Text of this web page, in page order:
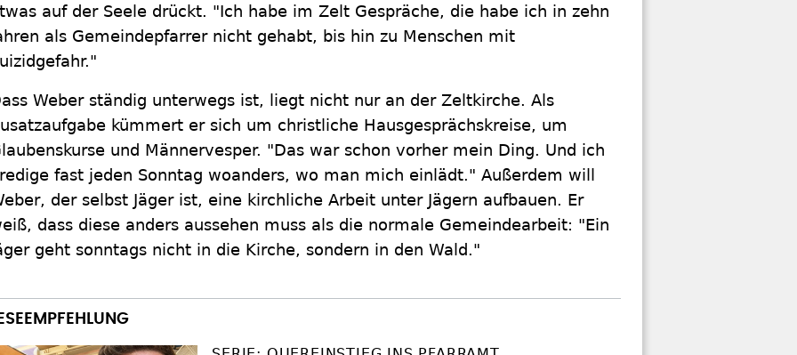
auf der Seele drückt. "Ich habe im Zelt Gespräche, die habe ich in zehn
als Gemeindepfarrer nicht gehabt, bis hin zu Menschen mit
Weber ständig unterwegs ist, liegt nicht nur an der Zeltkirche. Als
kümmert er sich um christliche Hausgesprächskreise, um
und Männervesper. "Das war schon vorher mein Ding. Und ich
fast jeden Sonntag woanders, wo man mich einlädt." Außerdem will
der selbst Jäger ist, eine kirchliche Arbeit unter Jägern aufbauen. Er
dass diese anders aussehen muss als die normale Gemeindearbeit: "Ein
geht sonntags nicht in die Kirche, sondern in den Wald."